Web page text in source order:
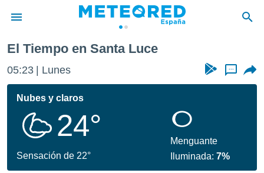
de
por
se
calidad.
a este
las
El Tiempo en Santa Luce
05:23 Lunes ...
Nubes y claros
24°
Sensación de 22°
Menguante
Iluminada:7%